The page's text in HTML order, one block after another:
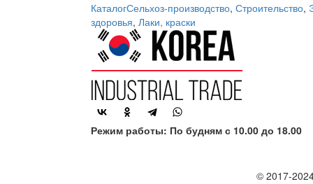
КаталогСельхоз-производство, Строительство,
здоровья, Лаки, краски
Режим работы: По будням с 10.00 до 18.00
© 2017-